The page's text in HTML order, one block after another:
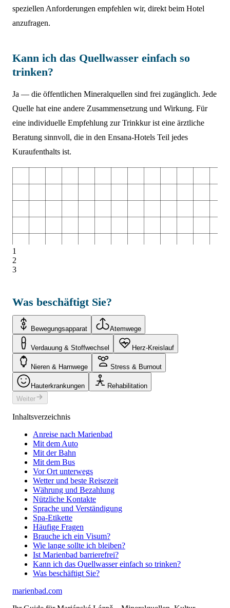
speziellen Anforderungen empfehlen wir, direkt beim Hotel
anzufragen.
Kann ich das Quellwasser einfach so
trinken?
Ja — die öffentlichen Mineralquellen sind frei zugänglich. Jede
Quelle hat eine andere Zusammensetzung und Wirkung. Für
eine individuelle Empfehlung zur Trinkkur ist eine ärztliche
Beratung sinnvoll, die in den Ensana-Hotels Teil jedes
Kuraufenthalts ist.
1
2
3
Was beschäftigt Sie?
Bewegungsapparat Atemwege
Verdauung & Stoffwechsel Herz-Kreislauf
Nieren & Harnwege Stress & Burnout
Hauterkrankungen
Rehabilitation
Weiter
Inhaltsverzeichnis
Anreise nach Marienbad
Mit dem Auto
Mit der Bahn
Mit dem Bus
Vor Ort unterwegs
Wetter und beste Reisezeit
Währung und Bezahlung
Nützliche Kontakte
Sprache und Verständigung
Spa-Etikette
Häufige Fragen
Brauche ich ein Visum?
Wie lange sollte ich bleiben?
Ist Marienbad barrierefrei?
Kann ich das Quellwasser einfach so trinken?
Was beschäftigt Sie?
marienbad.com